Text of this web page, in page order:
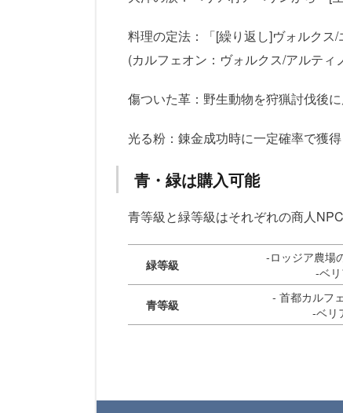
料理の定法：「[繰り返し]ヴォルク
(カルフェオン：ヴォルクス/アルテ
傷ついた革：野生動物を狩猟討伐後
光る粉：錬金成功時に一定確率で獲得
青・緑は購入可能
青等級と緑等級はそれぞれの商人
緑等級
-ロッジア農場
-ベ
青等級
- 首都カルフ
-ベリ